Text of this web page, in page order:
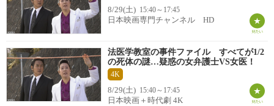
8/29(土) 15:40～17:45
日本映画専門チャンネル HD
法医学教室の事件ファイル すべてが1/2
の死体の謎…疑惑の女弁護士VS女医！
4K
8/29(土) 15:40～17:45
日本映画＋時代劇 4K